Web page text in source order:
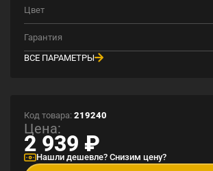
Цвет
Гарантия
ВСЕ ПАРАМЕТРЫ
Код товара: 219240
Цена:
2 939 ₽
Нашли дешевле? Снизим цену?